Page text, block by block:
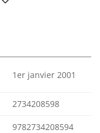
1er janvier 2001
2734208598
9782734208594